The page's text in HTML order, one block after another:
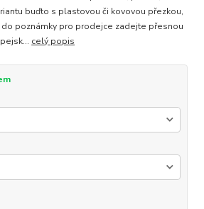
buďto s plastovou či kovovou přezkou,
poznámky pro prodejce zadejte přesnou
celý popis